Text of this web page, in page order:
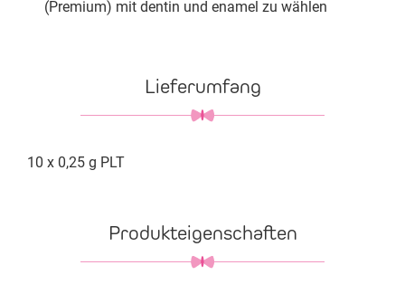
(Premium) mit dentin und enamel zu wählen
Lieferumfang
10 x 0,25 g PLT
Produkteigenschaften